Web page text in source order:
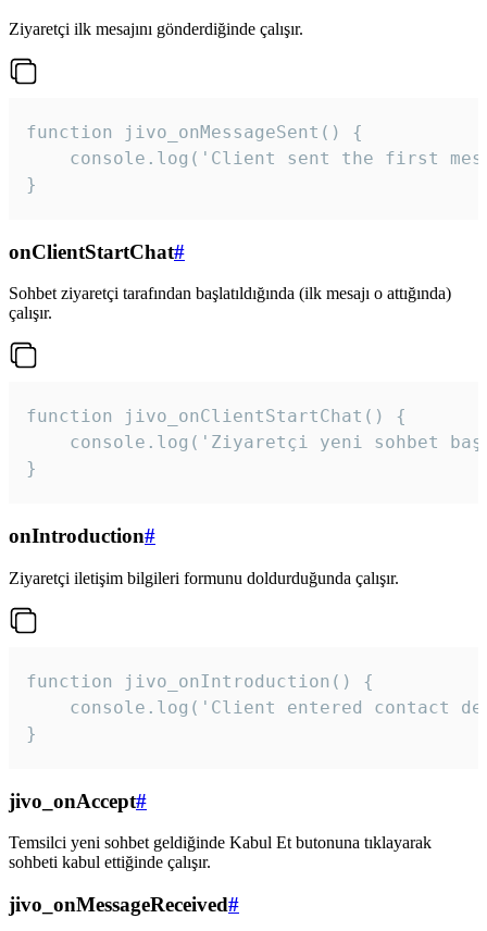
Ziyaretçi ilk mesajını gönderdiğinde çalışır.
function jivo_onMessageSent() {
console.log('Client sent the first
}
onClientStartChat#
Sohbet ziyaretçi tarafından başlatıldığında (ilk mesajı o attığında)
çalışır.
function jivo_onClientStartChat() {
console.log('Ziyaretçi yeni sohbet
}
onIntroduction#
Ziyaretçi iletişim bilgileri formunu doldurduğunda çalışır.
function jivo_onIntroduction() {
console.log('Client entered contact
}
jivo_onAccept#
Temsilci yeni sohbet geldiğinde Kabul Et butonuna tıklayarak
sohbeti kabul ettiğinde çalışır.
jivo_onMessageReceived#